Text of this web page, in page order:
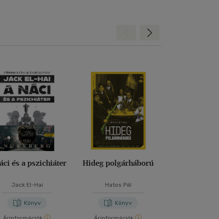
és a pszichiáter
Jack El-Hai
Könyv
Hideg polgárháború
Hatos Pál
Könyv
Előre